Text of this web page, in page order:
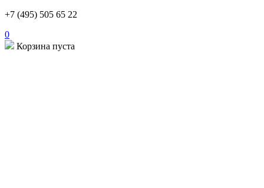
+7 (495) 505 65 22
0
Корзина пуста